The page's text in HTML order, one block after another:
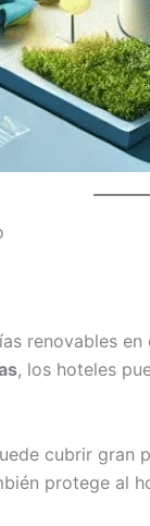
renovables
, los hoteles
cubrir gran
protege al